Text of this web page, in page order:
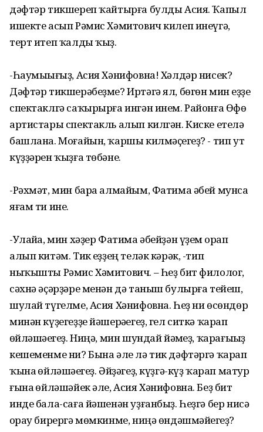
дәфтәр тикшереп ҡайтырға булды Асия. Ҡапыл
ишекте асып Рәмис Хәмитович килеп инеүгә,
терт итеп ҡалды ҡыҙ.
-Һаумыһығыҙ, Асия Хәнифовна! Хәлдәр нисек?
Дәфтәр тикшерәбеҙме? Иртәгә ял, бөгөн мин һеҙҙе
спектаклгә саҡырырға ингән инем. Районға Өфө
артистары спектакль алып килгән. Киске етелә
башлана. Моғайын, ҡаршы килмәҫһегеҙ? - тип ут
күҙҙәрен ҡыҙға төбәне.
-Рәхмәт, мин бара алмайым, Фатима әбей мунса
яғам ти ине.
-Улайһа, мин хәҙер Фатима әбейҙән үҙем һорап
алып китәм. Тик һеҙҙең теләк кәрәк, -тип
ныҡышты Рәмис Хәмитович. – Һеҙ бит филолог,
сәхнә әҫәрҙәре менән дә таныш булырға тейеш,
шулай түгелме, Асия Хәнифовна. Һеҙ ни өсөндөр
минән күҙегеҙҙе йәшерәһегеҙ, гел ситкә ҡарап
һөйләшәһегеҙ. Ниңә, мин шундай йәмһеҙ, ҡарағыһыҙ
кешеменме ни? Бына әле лә тик дәфтәргә ҡарап
ҡына һөйләшәһегеҙ. Әйҙәгеҙ, күҙгә-күҙ ҡарап матур
ғына һөйләшәйек әле, Асия Хәнифовна. Беҙ бит
инде бала-саға йәшенән уҙғанбыҙ. Һеҙгә бер нисә
һорау бирергә мөмкинме, ниңә өндәшмәйһегеҙ?